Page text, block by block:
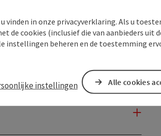
vinden in onze privacyverklaring. Als u
de cookies (inclusief die van aanbieders uit
instellingen beheren en de toestemming
instellingen Alle cookies